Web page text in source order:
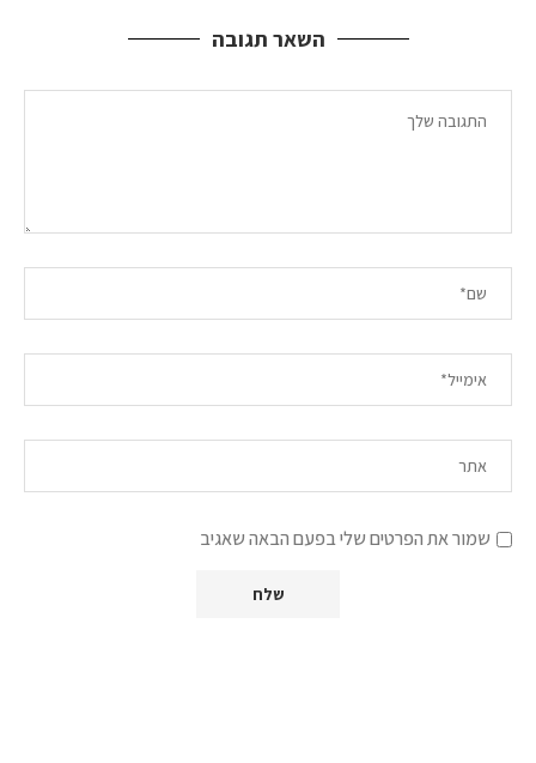
השאר תגובה
שמור את הפרטים שלי בפעם הבאה שאגיב